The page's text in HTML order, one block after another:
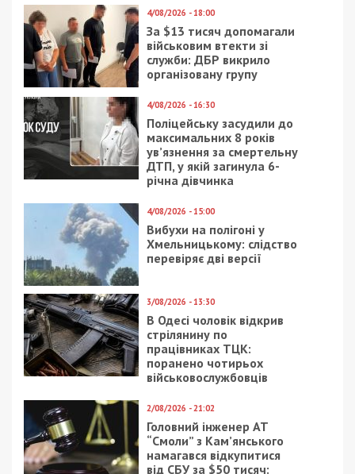
4/08/2026 - 18:00
За $13 тисяч допомагали
військовим втекти зі
служби: ДБР викрило
організовану групу
4/08/2026 - 16:30
Поліцейську засудили до
максимальних 8 років
ув’язнення за смертельну
ДТП, у якій загинула 6-
річна дівчинка
4/08/2026 - 15:00
Вибухи на полігоні у
Хмельницькому: слідство
перевіряє дві версії
3/08/2026 - 13:30
В Одесі чоловік відкрив
стрілянину по
працівниках ТЦК:
поранено чотирьох
військовослужбовців
2/08/2026 - 21:02
Головний інженер АТ
“Смоли” з Кам’янського
намагався відкупитися
від СБУ за $50 тисяч: